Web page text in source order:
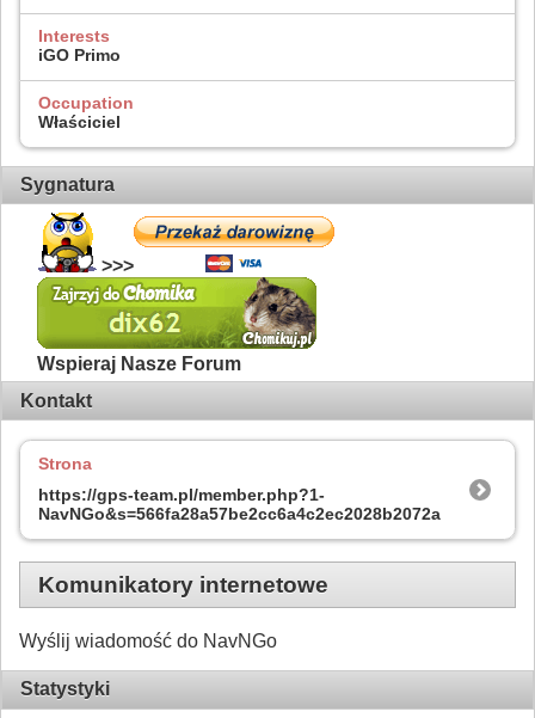
Interests
iGO Primo
Occupation
Właściciel
Sygnatura
>>>
Wspieraj Nasze Forum
Kontakt
Strona
https://gps-team.pl/member.php?1-
NavNGo&s=566fa28a57be2cc6a4c2ec2028b2072a
Komunikatory internetowe
Wyślij wiadomość do NavNGo
Statystyki